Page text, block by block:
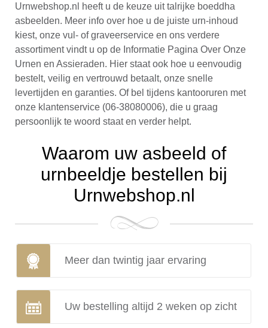
Urnwebshop.nl heeft u de keuze uit talrijke boeddha
asbeelden. Meer info over hoe u de juiste urn-inhoud
kiest, onze vul- of graveerservice en ons verdere
assortiment vindt u op de Informatie Pagina Over Onze
Urnen en Assieraden. Hier staat ook hoe u eenvoudig
bestelt, veilig en vertrouwd betaalt, onze snelle
levertijden en garanties. Of bel tijdens kantooruren met
onze klantenservice (06-38080006), die u graag
persoonlijk te woord staat en verder helpt.
Waarom uw asbeeld of
urnbeeldje bestellen bij
Urnwebshop.nl
Meer dan twintig jaar ervaring
Uw bestelling altijd 2 weken op zicht